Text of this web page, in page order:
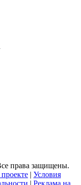
права защищены.
| Условия